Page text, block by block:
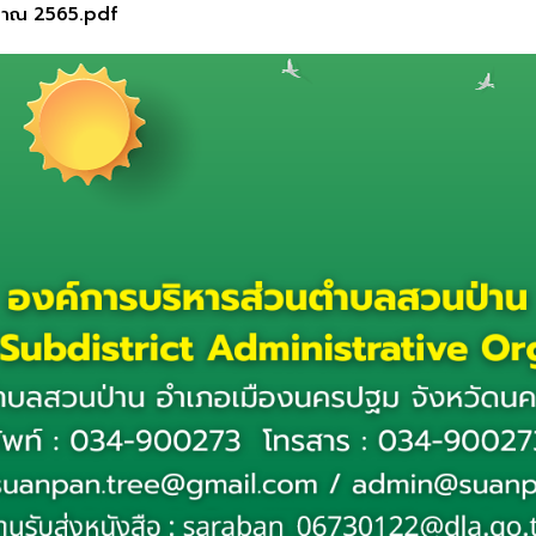
าณ 2565.pdf